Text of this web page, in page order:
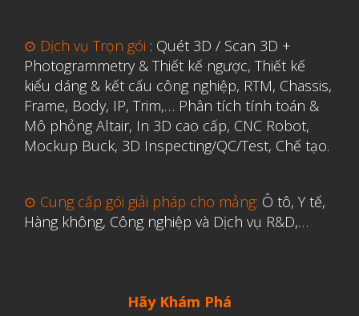
⊙ Dịch vụ Trọn gói : Quét 3D / Scan 3D +
Photogrammetry & Thiết kế ngược, Thiết kế
kiểu dáng & kết cấu công nghiệp, RTM, Chassis,
Frame, Body, IP, Trim,… Phân tích tính toán &
Mô phỏng Altair, In 3D cao cấp, CNC Robot,
Mockup Buck, 3D Inspecting/QC/Test, Chế tạo.
⊙ Cung cấp gói giải pháp cho mảng: Ô tô, Y tế,
Hàng không, Công nghiệp và Dịch vụ R&D,…
Hãy Khám Phá